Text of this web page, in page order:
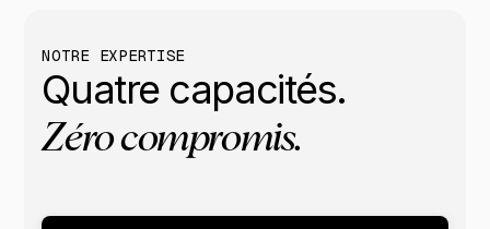
NOTRE EXPERTISE
Quatre capacités.
Zérocompromis.